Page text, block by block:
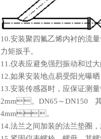
10.安装聚四氟乙烯内衬的流量
力矩扳手。
11.仪表应避免强烈振动和过大
12.如果安装地点易受阳光曝晒
13.安装传感器时，应保
2mm。DN65～DN150
4mm。
14.法兰之间加装的法兰垫圈